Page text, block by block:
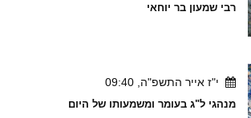
רבי שמעון בר יוחאי
י"ז אייר התשפ"ה, 09:40
מנהגי ל"ג בעומר ומשמעותו של היום